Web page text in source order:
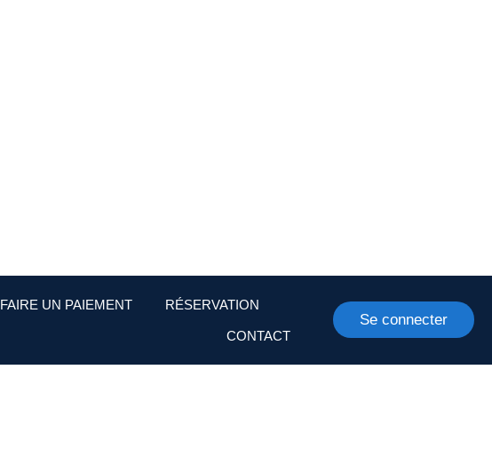
FAIRE UN PAIEMENT RÉSERVATION
CONTACT
Se connecter